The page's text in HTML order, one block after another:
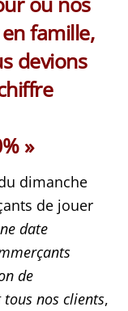
famille,
devions
»
dimanche
de jouer
date
de
nos clients,